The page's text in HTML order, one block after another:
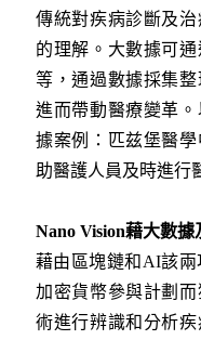
傳統對疾病診斷及
的理解。大數據可
等，通過數據採集整
進而帶動醫療變革
據案例：匹兹堡醫
助醫護人員及時進行
Nano Vision藉大數
藉由區塊鏈和AI該兩
加密貨幣參與計劃
術進行辨識和分析